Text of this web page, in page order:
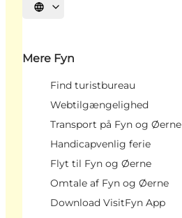
Vælg sprog
Mere Fyn
Find turistbureau
Webtilgængelighed
Transport på Fyn og Øerne
Handicapvenlig ferie
Flyt til Fyn og Øerne
Omtale af Fyn og Øerne
Download VisitFyn App